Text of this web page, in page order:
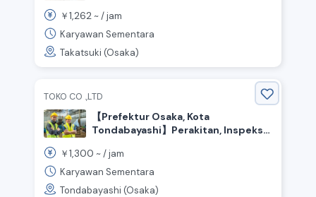
pekerjaan ringan di dalam gudang.
￥1,262 ~ /jam
Karyawan Sementara
Takatsuki (Osaka)
TOKO CO .,LTD
【Prefektur Osaka, Kota
Tondabayashi】Perakitan, Inspeksi,
seperti pekerjaan ringan di dalam
pabrik
￥1,300 ~ /jam
Karyawan Sementara
Tondabayashi (Osaka)